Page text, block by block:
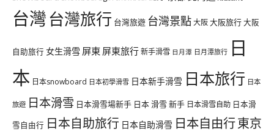
台灣台灣旅行 台灣旅遊 台灣景點大阪大阪旅行大阪
自助旅行 女生滑雪 屏東 屏東旅行新手滑雪 日月潭 日月潭旅行 日
本 日本snowboard 日本初學滑雪 日本新手滑雪 日本旅行 日本
旅遊 日本滑雪 日本滑雪場新手 日本 滑雪 新手 日本滑雪自助 日本滑
雪自由行 日本自助旅行 日本自助滑雪 日本自由行東京